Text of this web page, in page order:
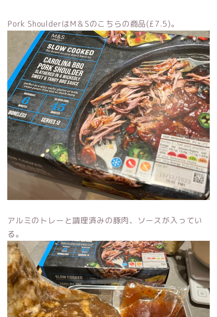
Pork ShoulderはM＆Sのこちらの商品(£7.5)。
アルミのトレーと調理済みの豚肉、ソースが入ってい
る。